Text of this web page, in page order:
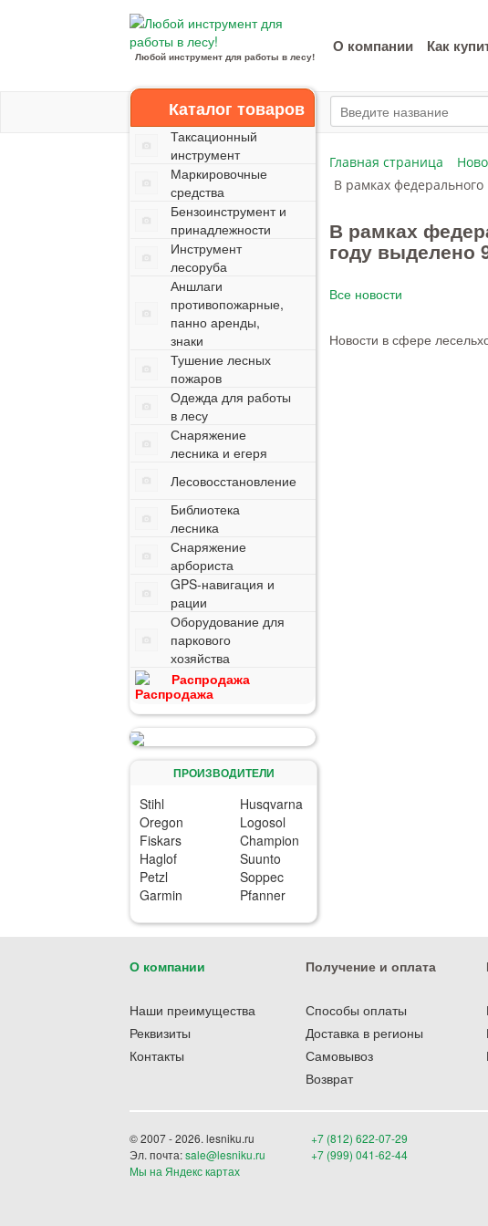
Любой инструмент для работы в лесу!
О компании Как
Каталог товаров
Таксационный
инструмент
Маркировочные
средства
Бензоинструмент и
принадлежности
Инструмент
лесоруба
Аншлаги
противопожарные,
панно аренды,
знаки
Тушение лесных
пожаров
Одежда для работы
в лесу
Снаряжение
лесника и егеря
Лесовосстановление
Библиотека
лесника
Снаряжение
арбориста
GPS-навигация и
рации
Оборудование для
паркового
хозяйства
Распродажа
ПРОИЗВОДИТЕЛИ
Stihl
Husqvarna
Oregon
Logosol
Fiskars
Champion
Haglof
Suunto
Petzl
Soppec
Garmin
Pfanner
Главная страница
В рамках
В рамках
году выделено
Все новости
Новости в сфере
О компании
Наши преимущества
Реквизиты
Контакты
Получение и оплата
Способы оплаты
Доставка в регионы
Самовывоз
Возврат
© 2007 - 2026. lesniku.ru
Эл. почта:sale@lesniku.ru
Мы на Яндекс картах
+7 (812) 622-07-29
+7 (999) 041-62-44